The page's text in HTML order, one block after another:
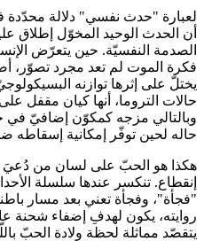
لعبارة "حدث نفسي" دلالة محدّدة
أن الحدث الوحيد المخوّل إطلاق
الصدمة النفسيّة. حين يتعرّض
فكرة الموت لم تعد مجرد تصوّر،
يختلّ على إثرها توازنه
حالات التروما، أنها كيان مقفل
وبالتالي مزجه كمكوّن إضافيّ في
حاله لحين توفّر إمكانية إسقاطه
هكذا هو الحبّ على لسان من دُعيَ
إنقطاع. تنكسر عندها سلسلة
"فجأة"، وفجأة تعني بعد مسار
روايته، يكون لهدفِ إضفاء شحنة
يتقصّد مماثلة لحظة ولادة الحبّ